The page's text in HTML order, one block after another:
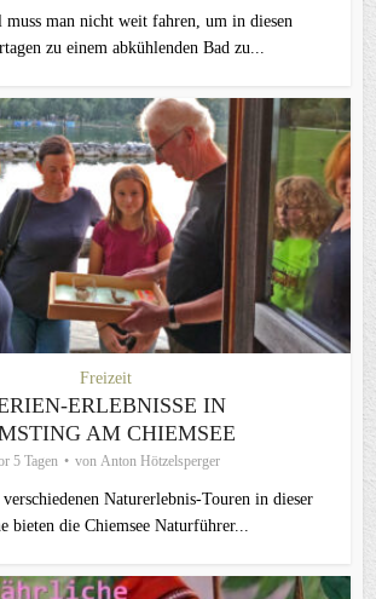
muss man nicht weit fahren, um in diesen
zu einem abkühlenden Bad zu...
Freizeit
ERLEBNISSE IN
AM CHIEMSEE
5 Tagen von Anton Hötzelsperger
Naturerlebnis-Touren in dieser
bieten die Chiemsee Naturführer...